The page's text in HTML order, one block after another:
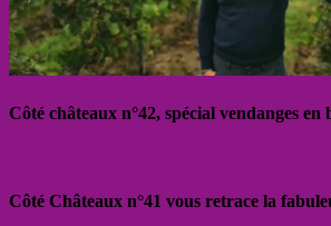
Côté châteaux n°42, spécial vendanges
Côté Châteaux n°41 vous retrace la